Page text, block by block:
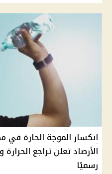
الأرصاد تعلن تراجع
رسميًا